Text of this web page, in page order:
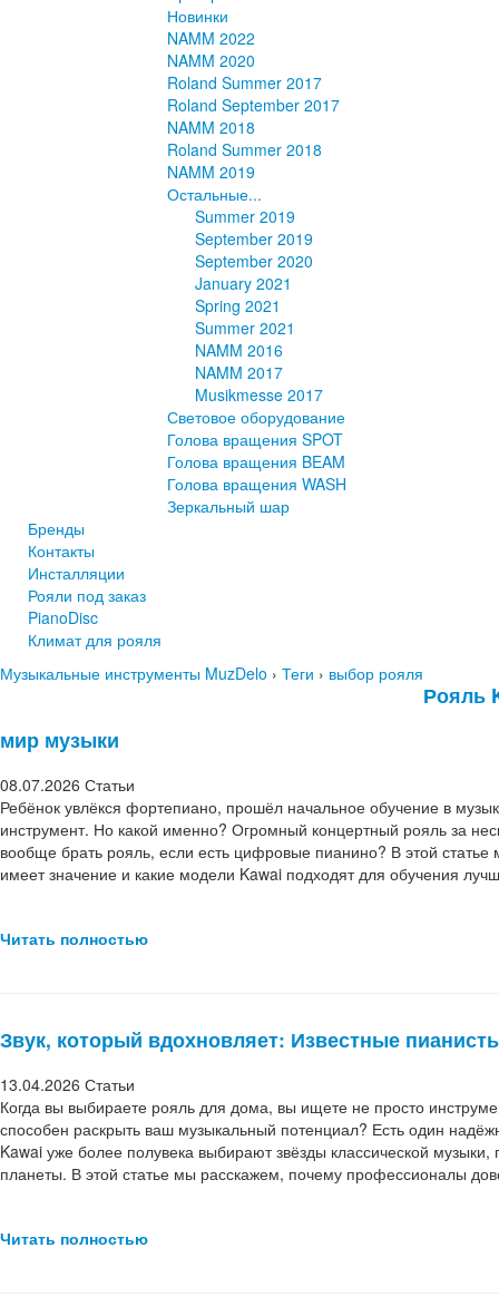
Новинки
NAMM 2022
NAMM 2020
Roland Summer 2017
Roland September 2017
NAMM 2018
Roland Summer 2018
NAMM 2019
Остальные...
Summer 2019
September 2019
September 2020
January 2021
Spring 2021
Summer 2021
NAMM 2016
NAMM 2017
Musikmesse 2017
Световое оборудование
Голова вращения SPOT
Голова вращения BEAM
Голова вращения WASH
Зеркальный шар
Бренды
Контакты
Инсталляции
Рояли под заказ
PianoDisc
Климат для рояля
Музыкальные инструменты MuzDelo › Теги › выбор рояля
Рояль
мир музыки
08.07.2026 Статьи
Ребёнок увлёкся фортепиано, прошёл начальное обучение в
инструмент. Но какой именно? Огромный концертный рояль за
вообще брать рояль, если есть цифровые пианино? В этой
имеет значение и какие модели Kawai подходят для обучения
Читать полностью
Звук, который вдохновляет: Известные
13.04.2026 Статьи
Когда вы выбираете рояль для дома, вы ищете не просто
способен раскрыть ваш музыкальный потенциал? Есть один
Kawai уже более полувека выбирают звёзды классической
планеты. В этой статье мы расскажем, почему профессионалы
Читать полностью